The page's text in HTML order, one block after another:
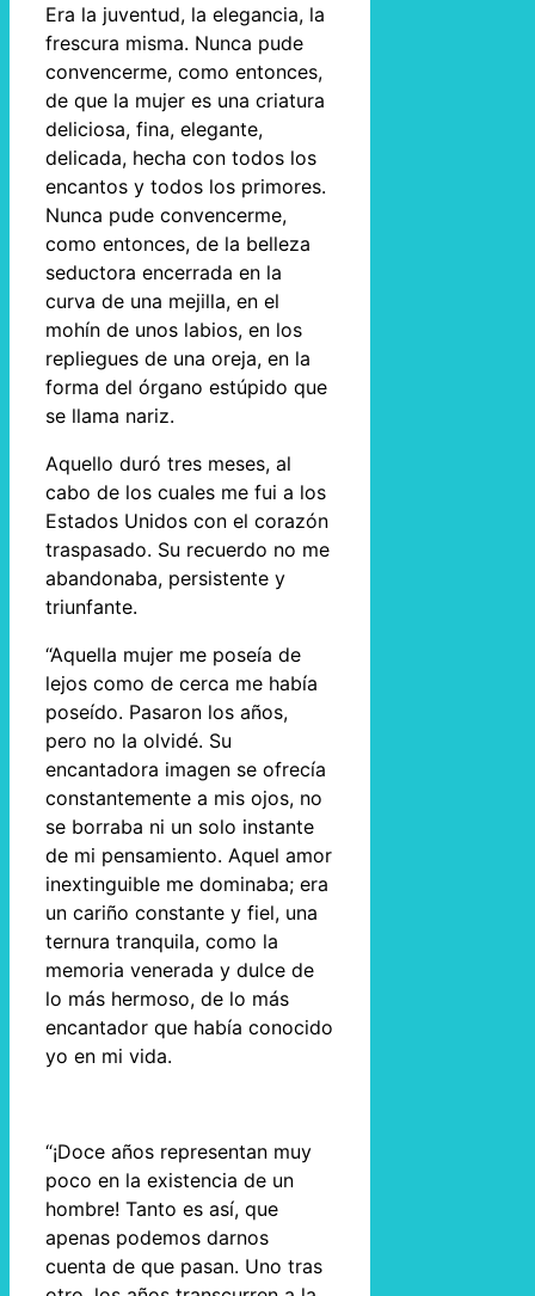
Era la juventud, la elegancia, la
frescura misma. Nunca pude
convencerme, como entonces,
de que la mujer es una criatura
deliciosa, fina, elegante,
delicada, hecha con todos los
encantos y todos los primores.
Nunca pude convencerme,
como entonces, de la belleza
seductora encerrada en la
curva de una mejilla, en el
mohín de unos labios, en los
repliegues de una oreja, en la
forma del órgano estúpido que
se llama nariz.
Aquello duró tres meses, al
cabo de los cuales me fui a los
Estados Unidos con el corazón
traspasado. Su recuerdo no me
abandonaba, persistente y
triunfante.
“Aquella mujer me poseía de
lejos como de cerca me había
poseído. Pasaron los años,
pero no la olvidé. Su
encantadora imagen se ofrecía
constantemente a mis ojos, no
se borraba ni un solo instante
de mi pensamiento. Aquel amor
inextinguible me dominaba; era
un cariño constante y fiel, una
ternura tranquila, como la
memoria venerada y dulce de
lo más hermoso, de lo más
encantador que había conocido
yo en mi vida.
“¡Doce años representan muy
poco en la existencia de un
hombre! Tanto es así, que
apenas podemos darnos
cuenta de que pasan. Uno tras